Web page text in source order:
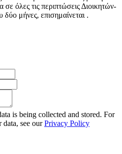
όλες τις περιπτώσεις Διοικητών-
δύο μήνες, επισημαίνεται .
is being collected and stored. For
data, see ourPrivacy Policy